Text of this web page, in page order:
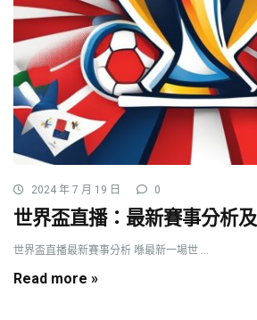
2024 年 7 月 19 日 0
世界盃直播：最新賽事分析
世界盃直播最新賽事分析 喺最新一場世 ...
Read more »